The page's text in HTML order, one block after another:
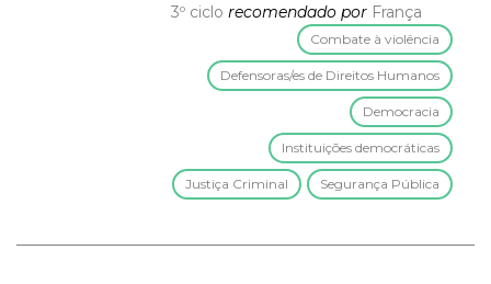
3º ciclo recomendado por França
Combate à violência
Defensoras/es de Direitos Humanos
Democracia
Instituições democráticas
Justiça Criminal Segurança Pública